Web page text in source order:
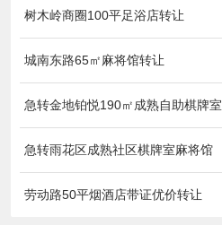
树木岭商圈100平足浴店转让
城南东路65㎡麻将馆转让
急转金地铂悦190㎡成熟自助棋牌室
急转雨花区成熟社区棋牌室麻将馆
劳动路50平烟酒店带证优价转让